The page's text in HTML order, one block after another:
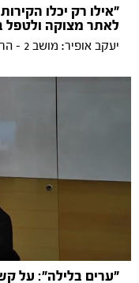
"אילו רק יכלו
לאתר מצוקה ולטפל
יעקב אופיר: מושב 2 - הרצאה 2
"ערים בלילה": על